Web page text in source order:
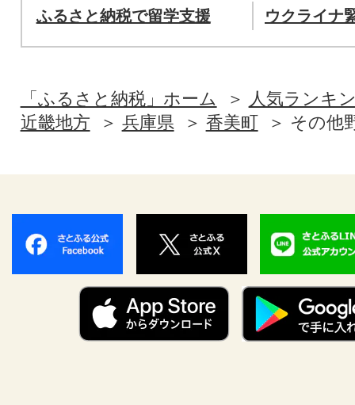
ふるさと納税で留学支援 ウクライナ
「ふるさと納税」ホーム
人気ランキ
近畿地方
兵庫県 香美町 その他